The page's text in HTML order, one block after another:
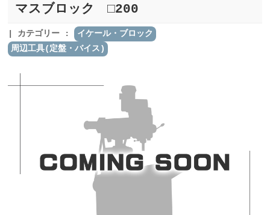
マスブロック □200
カテゴリー : イケール・ブロック
周辺工具(定盤・バイス)